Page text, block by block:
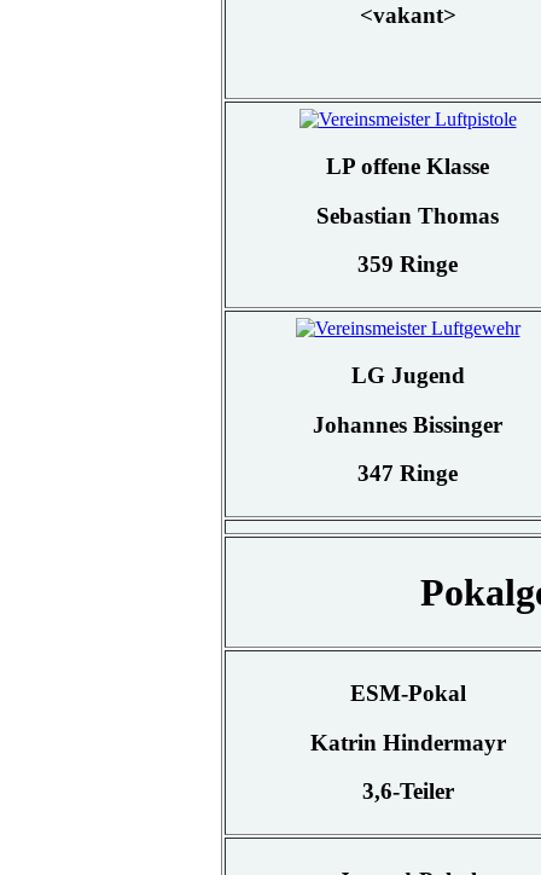
<vakant>
LP offene Klasse
Sebastian Thomas
359 Ringe
LG Jugend
Johannes Bissinger
347 Ringe
ESM-Pokal
Katrin Hindermayr
3,6-Teiler